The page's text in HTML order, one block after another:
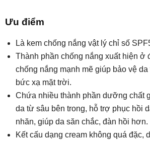
Ưu điểm
Là kem chống nắng vật lý chỉ số
Thành phần chống nắng xuất hiện ở
chống nắng mạnh mẽ giúp bảo vệ
bức xạ mặt trời.
Chứa nhiều thành phần dưỡng chất
da từ sâu bên trong, hỗ trợ phục hồi
nhăn, giúp da săn chắc, đàn hồi hơn.
Kết cấu dạng cream không quá đặc,